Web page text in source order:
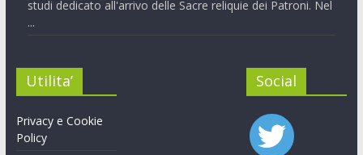
studi dedicato all'arrivo delle Sacre reliquie dei Patroni. Nel
...
Utilita’
Privacy e Cookie
Policy
Social